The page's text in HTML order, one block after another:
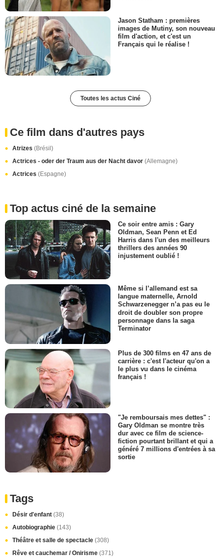
Jason Statham : premières
images de Mutiny, son nouveau
film d'action, et c'est un
Français qui le réalise !
Toutes les actus Ciné
Ce film dans d'autres pays
Atrizes (Brésil)
Actrices - oder der Traum aus der Nacht davor (Allemagne)
Actrices (Espagne)
Top actus ciné de la semaine
Ce soir entre amis : Gary
Oldman, Sean Penn et Ed
Harris dans l'un des meilleurs
thrillers des années 90
injustement oublié !
Même si l’allemand est sa
langue maternelle, Arnold
Schwarzenegger n’a pas eu le
droit de doubler son propre
personnage dans la saga
Terminator
Plus de 300 films en 47 ans de
carrière : c'est l'acteur qu'on a
le plus vu dans le cinéma
français !
"Je remboursais mes dettes" :
Gary Oldman se montre très
dur avec ce film de science-
fiction pourtant brillant et qui a
généré 7 millions d'entrées à sa
sortie
Tags
Désir d'enfant (38)
Autobiographie (143)
Théâtre et salle de spectacle (308)
Rêve et cauchemar / Onirisme (371)